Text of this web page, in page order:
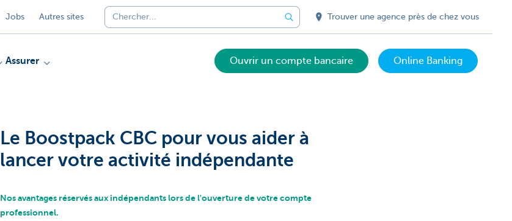
Jobs Autres sites Trouver une agence près de chez vous
Assurer Ouvrir un compte bancaire Online Banking
Le Boostpack CBC pour vous aider à
lancer votre activité indépendante
Nos avantages réservés aux indépendants lors de l'ouverture de votre compte
professionnel.